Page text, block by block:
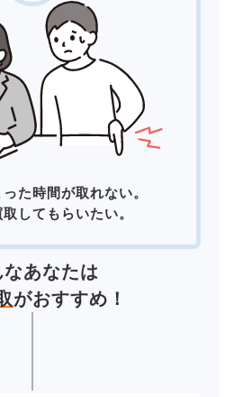
た時間が取れない。
してもらいたい。
なあなたは
がおすすめ！